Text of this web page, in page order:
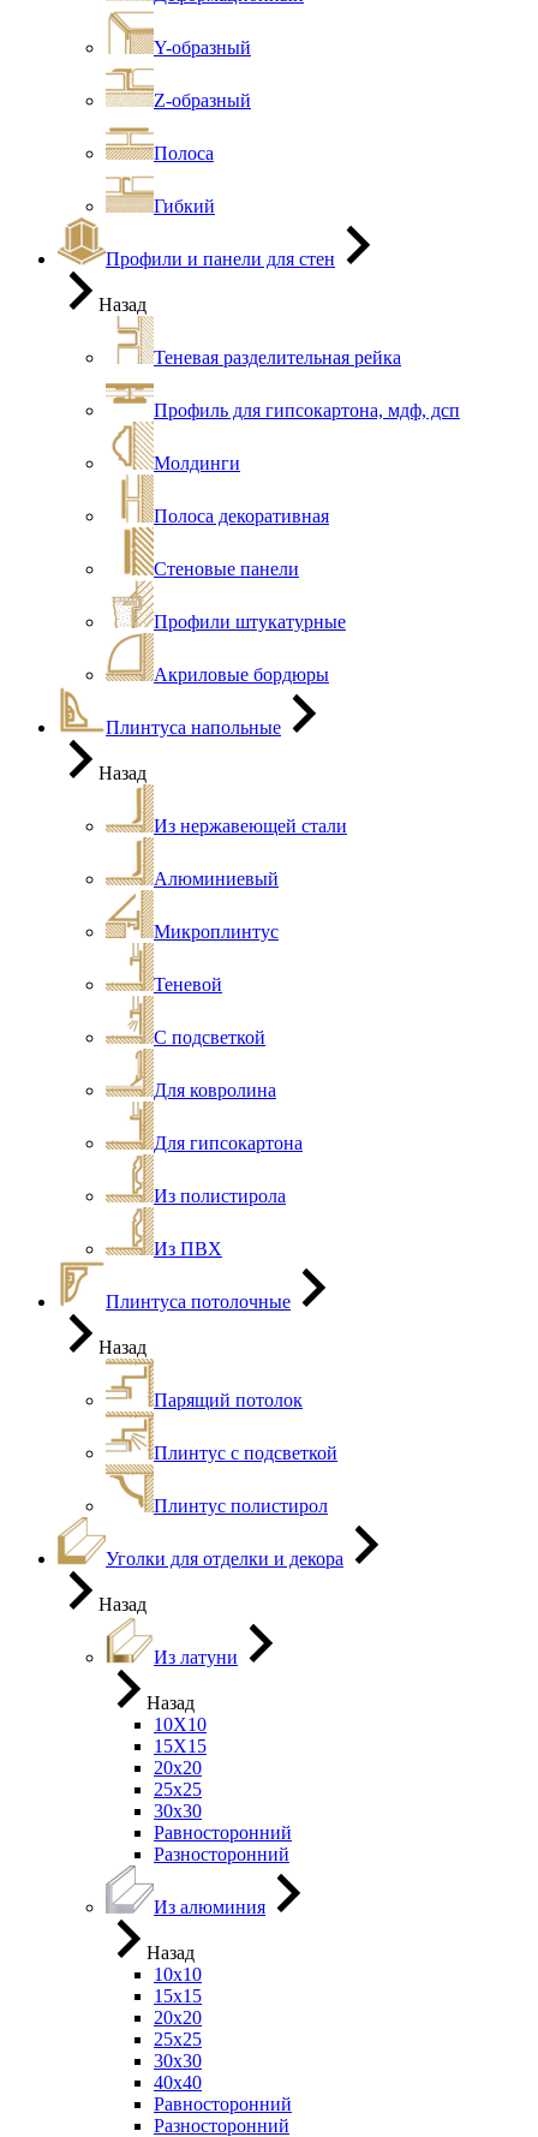
Y-образный
Z-образный
Полоса
Гибкий
Профили и панели для стен
Назад
Теневая разделительная рейка
Профиль для гипсокартона, мдф, дсп
Молдинги
Полоса декоративная
Стеновые панели
Профили штукатурные
Акриловые бордюры
Плинтуса напольные
Назад
Из нержавеющей стали
Алюминиевый
Микроплинтус
Теневой
С подсветкой
Для ковролина
Для гипсокартона
Из полистирола
Из ПВХ
Плинтуса потолочные
Назад
Парящий потолок
Плинтус с подсветкой
Плинтус полистирол
Уголки для отделки и декора
Назад
Из латуни
Назад
10Х10
15Х15
20х20
25х25
30х30
Равносторонний
Разносторонний
Из алюминия
Назад
10х10
15х15
20х20
25х25
30х30
40х40
Равносторонний
Разносторонний